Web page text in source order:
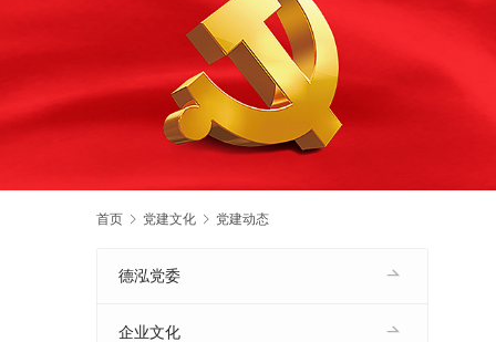
首页 党建文化 党建动态
德泓党委
企业文化